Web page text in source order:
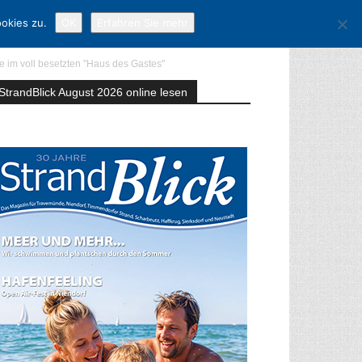
im voll besetzten "Haus des Gastes"
August 2026 online lesen
zu.